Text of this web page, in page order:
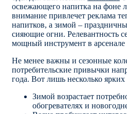
освежающего напитка на фоне
внимание привлечет реклама
напитков, а зимой –
сияющие огни. Релевантность
мощный инструмент в
Не менее важны и сезонные
потребительские привычки
года. Вот лишь несколько
Зимой возрастает
обогревателях и